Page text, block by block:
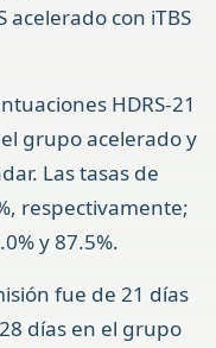
con iTBS
HDRS-21
grupo acelerado y
Las tasas de
respectivamente;
y 87.5%.
fue de 21 días
días en el grupo